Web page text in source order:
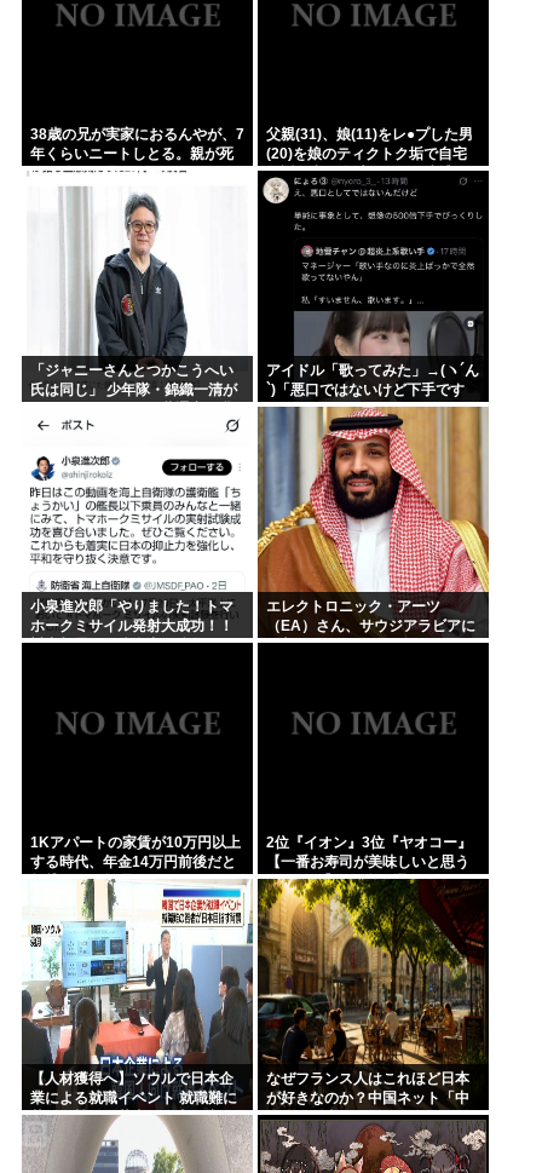
38歳の兄が実家におるんやが、7
年くらいニートしとる。親が死
んだ後の処理どうしよう
父親(31)、娘(11)をレ●プした男
(20)を娘のティクトク垢で自宅
に誘い出し自助 2人とも逮捕
「ジャニーさんとつかこうへい
氏は同じ」 少年隊・錦織一清が
流の演出論
アイドル「歌ってみた」→(ヽ´ん
`)「悪口ではないけど下手です
ね」
小泉進次郎「やりました！トマ
ホークミサイル発射大成功！！
対中朝露への防衛力を強化して
エレクトロニック・アーツ
（EA）さん、サウジアラビアに
買収されてしまう。これはハラ
1Kアパートの家賃が10万円以上
する時代、年金14万円前後だと
賃貸の人は無理じゃね？
2位『イオン』3位『ヤオコー』
【一番お寿司が美味しいと思う
スーパー】300名が選ぶ1位に
【人材獲得へ】ソウルで日本企
業による就職イベント 就職難に
苦しむ韓国の若者が日本に注目
なぜフランス人はこれほど日本
が好きなのか？中国ネット「中
国人も日本が好き」